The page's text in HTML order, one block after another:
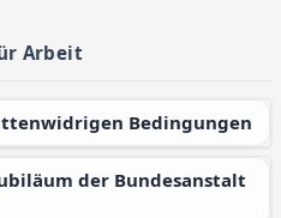
Arbeit
Bedingungen